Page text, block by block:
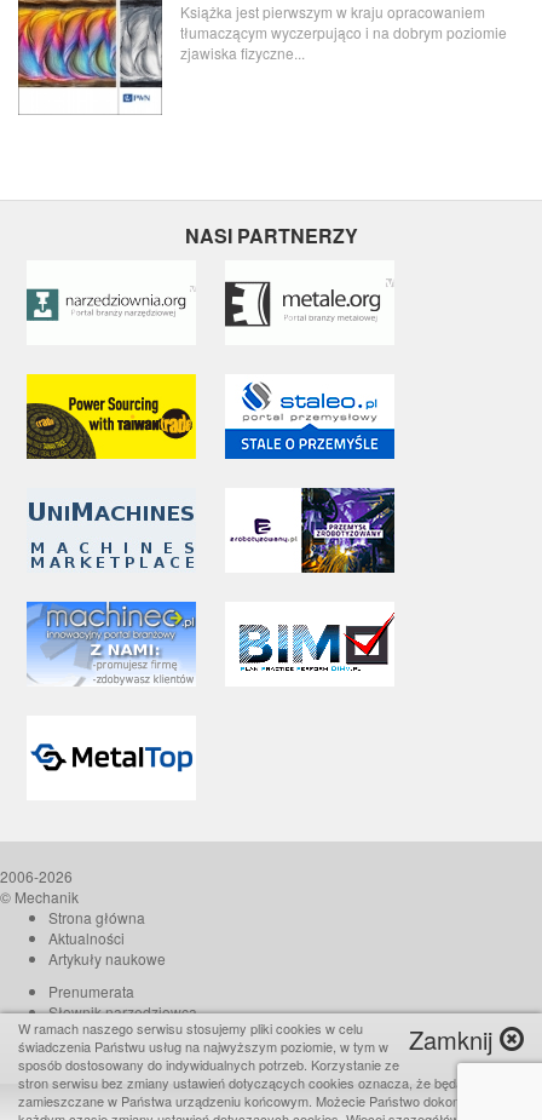
Książka jest pierwszym w kraju opracowaniem
tłumaczącym wyczerpująco i na dobrym poziomie
zjawiska fizyczne...
NASI PARTNERZY
2006-2026
© Mechanik
Strona główna
Aktualności
Artykuły naukowe
Prenumerata
Słownik narzędziowca
O czasopiśmie
Reklama
Kontakt
Zamknij
W ramach naszego serwisu stosujemy pliki cookies w celu
świadczenia Państwu usług na najwyższym poziomie, w tym w
sposób dostosowany do indywidualnych potrzeb. Korzystanie ze
stron serwisu bez zmiany ustawień dotyczących cookies oznacza, że będą one
zamieszczane w Państwa urządzeniu końcowym. Możecie Państwo dokonać w